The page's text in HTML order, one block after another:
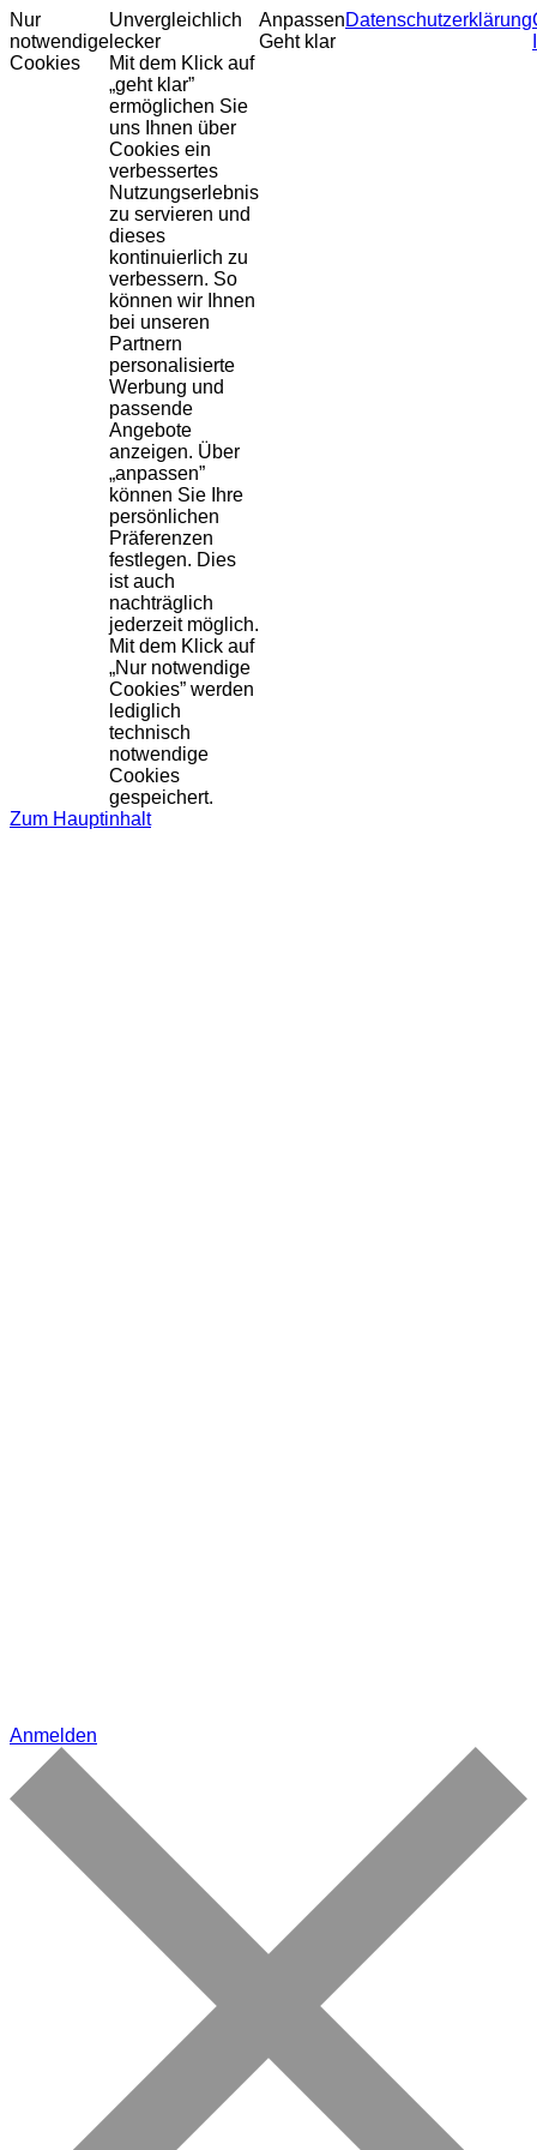
Nur
notwendige
Cookies
Unvergleichlich
lecker
Mit dem Klick auf
„geht klar”
ermöglichen Sie
uns Ihnen über
Cookies ein
verbessertes
Nutzungserlebnis
zu servieren und
dieses
kontinuierlich zu
verbessern. So
können wir Ihnen
bei unseren
Partnern
personalisierte
Werbung und
passende
Angebote
anzeigen. Über
„anpassen”
können Sie Ihre
persönlichen
Präferenzen
festlegen. Dies
ist auch
nachträglich
jederzeit möglich.
Mit dem Klick auf
„Nur notwendige
Cookies” werden
lediglich
technisch
notwendige
Cookies
gespeichert.
Anpassen
Geht klar
Datenschutzerklärung
Zum Hauptinhalt
Anmelden